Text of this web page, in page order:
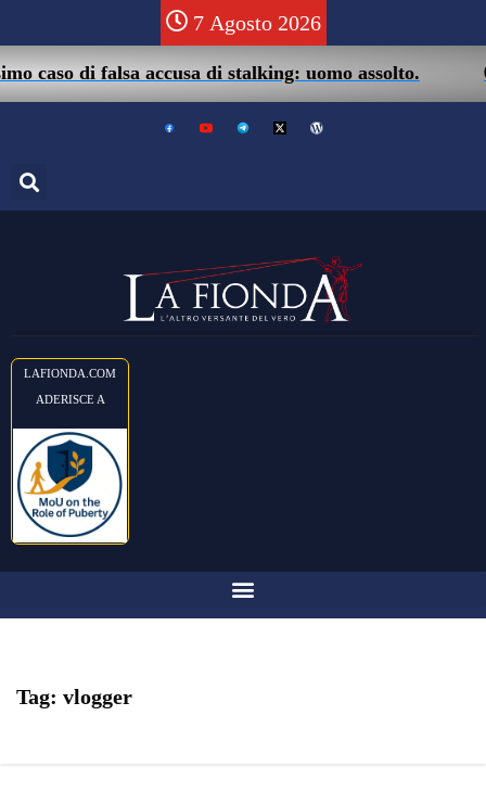
7 Agosto 2026
di falsa accusa di stalking: uomo assolto.
LAFIONDA.COM
ADERISCE A
Tag: vlogger